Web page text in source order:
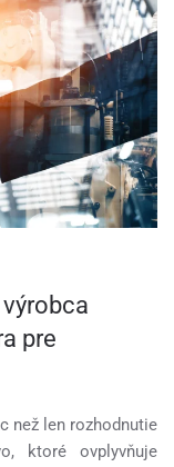
pre
než len rozhodnutie
ktoré ovplyvňuje